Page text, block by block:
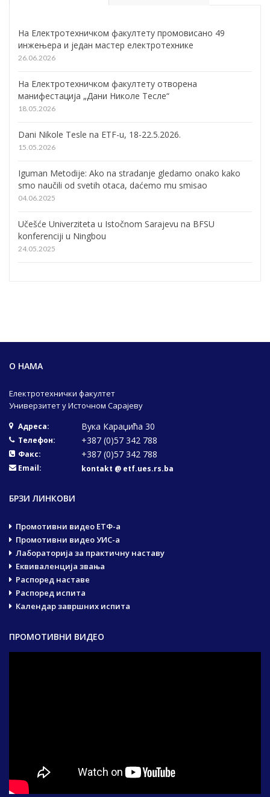
На Електротехничком факултету промовисано 49
инжењера и један мастер електротехнике
26.06.2026
На Електротехничком факултету отворена
манифестација „Дани Николе Тесле“
18.05.2026
Dani Nikole Tesle na ETF-u, 18-22.5.2026.
15.05.2026
Iguman Metodije: Ako na stradanje gledamo onako kako
smo naučili od svetih otaca, daćemo mu smisao
04.06.2025
Učešće Univerziteta u Istočnom Sarajevu na BFSU
konferenciji u Ningbou
24.05.2025
О НАМА
Електротехнички факултет
Универзитет у Источном Сарајеву
Адреса: Вука Караџића 30
Телефон: +387 (0)57 342 788
Факс: +387 (0)57 342 788
Email: kontakt @ etf.ues.rs.ba
БРЗИ ЛИНКОВИ
Промотивни видео ЕТФ-а
Промотивни видео УИС-а
Лабораторија за практичну наставу
Еквиваленција звања
Распоред наставе
Распоред испита
Календар завршних испита
ПРОМОТИВНИ ВИДЕО